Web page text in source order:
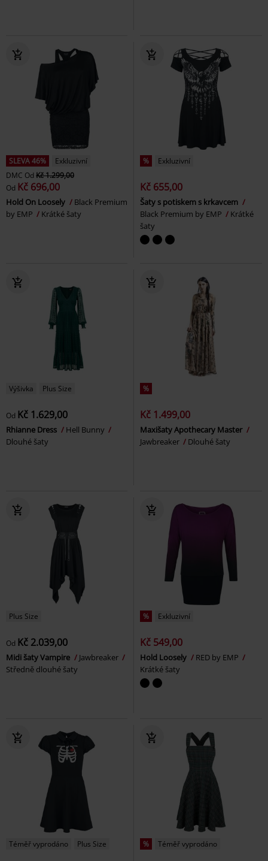
SLEVA 46%
Exkluzivní
DMC Od Kč 1.299,00
Od Kč 696,00
Hold On Loosely
Black Premium
by EMP
Krátké šaty
% Exkluzivní
Kč 655,00
Šaty s potiskem s krkavcem
Black Premium by EMP
Krátké
šaty
Výšivka Plus Size
Od Kč 1.629,00
Rhianne Dress
Hell Bunny
Dlouhé šaty
%
Kč 1.499,00
Maxišaty Apothecary Master
Jawbreaker
Dlouhé šaty
Plus Size
Od Kč 2.039,00
Midi šaty Vampire
Jawbreaker
Středně dlouhé šaty
% Exkluzivní
Kč 549,00
Hold Loosely
RED by EMP
Krátké šaty
Téměř vyprodáno Plus Size % Téměř vyprodáno